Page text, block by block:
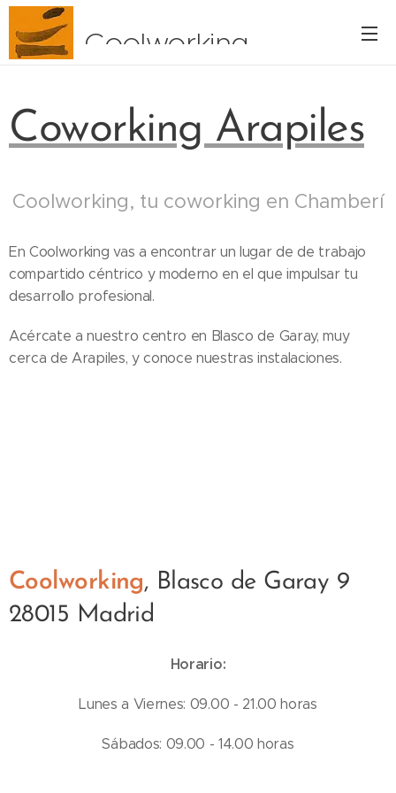
Coolworking
Coworking Arapiles
Coolworking, tu coworking en Chamberí
En Coolworking vas a encontrar un lugar de de trabajo
compartido céntrico y moderno en el que impulsar tu
desarrollo profesional.
Acércate a nuestro centro en Blasco de Garay, muy
cerca de Arapiles, y conoce nuestras instalaciones.
Coolworking, Blasco de Garay 9
28015 Madrid
Horario:
Lunes a Viernes: 09.00 - 21.00 horas
Sábados: 09.00 - 14.00 horas